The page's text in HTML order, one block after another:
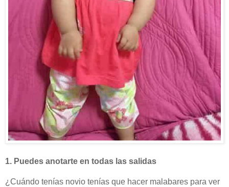
1. Puedes anotarte en todas las salidas
¿Cuándo tenías novio tenías que hacer malabares para ver